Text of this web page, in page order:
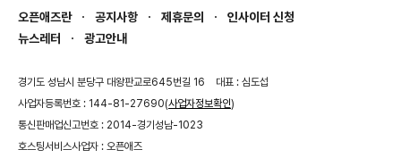
오픈애즈란 공지사항 제휴문의
인사이터 신청
뉴스레터
광고안내
경기도 성남시 분당구 대왕판교로645번길 16
대표 : 심도섭
사업자등록번호 : 144-81-27690(사업자정보확인)
통신판매업신고번호 : 2014-경기성남-1023
호스팅서비스사업자 : 오픈애즈